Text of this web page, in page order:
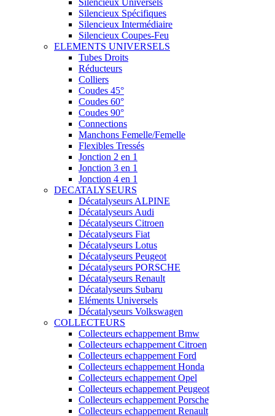
Silencieux Universels
Silencieux Spécifiques
Silencieux Intermédiaire
Silencieux Coupes-Feu
ELEMENTS UNIVERSELS
Tubes Droits
Réducteurs
Colliers
Coudes 45°
Coudes 60°
Coudes 90°
Connections
Manchons Femelle/Femelle
Flexibles Tressés
Jonction 2 en 1
Jonction 3 en 1
Jonction 4 en 1
DECATALYSEURS
Décatalyseurs ALPINE
Décatalyseurs Audi
Décatalyseurs Citroen
Décatalyseurs Fiat
Décatalyseurs Lotus
Décatalyseurs Peugeot
Décatalyseurs PORSCHE
Décatalyseurs Renault
Décatalyseurs Subaru
Eléments Universels
Décatalyseurs Volkswagen
COLLECTEURS
Collecteurs echappement Bmw
Collecteurs echappement Citroen
Collecteurs echappement Ford
Collecteurs echappement Honda
Collecteurs echappement Opel
Collecteurs echappement Peugeot
Collecteurs echappement Porsche
Collecteurs echappement Renault